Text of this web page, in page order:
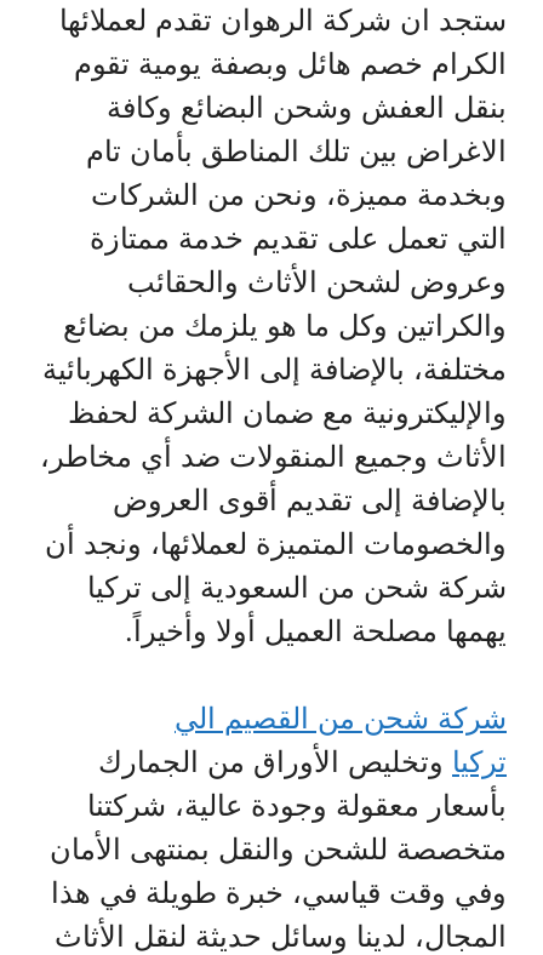
ستجد ان شركة الرهوان تقدم لعملائها
الكرام خصم هائل وبصفة يومية تقوم
بنقل العفش وشحن البضائع وكافة
الاغراض بين تلك المناطق بأمان تام
وبخدمة مميزة، ونحن من الشركات
التي تعمل على تقديم خدمة ممتازة
وعروض لشحن الأثاث والحقائب
والكراتين وكل ما هو يلزمك من بضائع
مختلفة، بالإضافة إلى الأجهزة الكهربائية
والإليكترونية مع ضمان الشركة لحفظ
الأثاث وجميع المنقولات ضد أي مخاطر،
بالإضافة إلى تقديم أقوى العروض
والخصومات المتميزة لعملائها، ونجد أن
شركة شحن من السعودية إلى تركيا
يهمها مصلحة العميل أولا وأخيراً.
شركة شحن من القصيم الي
تركيا وتخليص الأوراق من الجمارك
بأسعار معقولة وجودة عالية، شركتنا
متخصصة للشحن والنقل بمنتهى الأمان
وفي وقت قياسي، خبرة طويلة في هذا
المجال، لدينا وسائل حديثة لنقل الأثاث